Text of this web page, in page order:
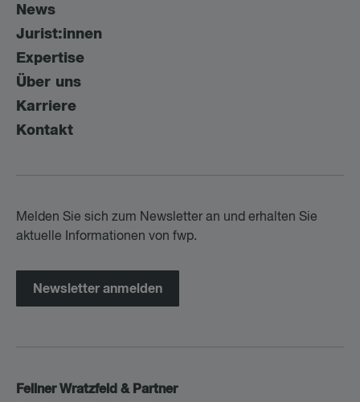
News
Jurist:innen
Expertise
Über uns
Karriere
Kontakt
Melden Sie sich zum Newsletter an und erhalten Sie
aktuelle Informationen von fwp.
Newsletter anmelden
Fellner Wratzfeld & Partner